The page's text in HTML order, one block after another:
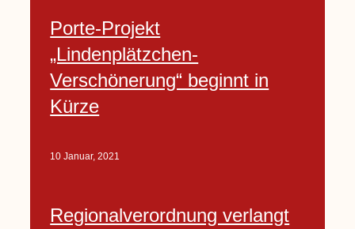
Porte-Projekt
„Lindenplätzchen-
Verschönerung“ beginnt in
Kürze
10 Januar, 2021
Regionalverordnung verlangt